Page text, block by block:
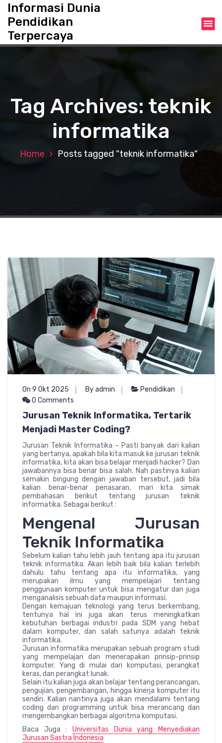
t
Informasi Dunia
Pendidikan
Terpercaya
Tag Archives: teknik
informatika
Home Posts tagged "teknik informatika"
On 9 Okt 2025 By admin
Pendidikan
0 Comments
Jurusan Teknik Informatika, Tertarik
Menjadi Master Coding?
Jurusan Teknik Informatika – Pasti banyak dari kalian
yang bertanya, apakah bila kita masuk ke jurusan teknik
informatika, kita akan bisa belajar menjadi hacker? Dan
jawabannya bisa benar bisa salah. Nah pastinya kalian
semakin bingung dengan jawaban tersebut, jadi bila
kalian benar-benar penasaran, mari kita simak
pembahasan berikut tentang jurusan teknik
informatika. Sebagai berikut :
Mengenal Jurusan
Teknik Informatika
Sebelum kalian tahu lebih jauh tentang apa itu jurusan
teknik informatika. Akan lebih baik bila kalian terlebih
dahulu tahu tentang apa itu informatika, yang
merupakan ilmu yang mempelajari tentang
penggunaan komputer untuk bisa mengatur dan juga
menganalisis sebuah data maupun informasi.
Dengan kemajuan teknologi yang terus berkembang,
tentunya hal ini juga akan terus meningkatkan
kebutuhan berbagai industri pada SDM yang hebat
dalam komputer, dan salah satunya adalah teknik
informatika.
Jurusan informatika merupakan sebuah program studi
yang mempelajari dan menerapakan prinsip-prinsip
komputer. Yang di mulai dari komputasi, perangkat
keras, dan perangkat lunak.
Selain itu kalian juga akan belajar tentang perancangan,
pengujian, pengembangan, hingga kinerja komputer itu
sendiri. Kalian nantinya juga akan mendalami tentang
coding dan programming untuk bisa merancang dan
mengembangkan berbagai algoritma komputasi.
Baca Juga : Universitas Dunia yang Menyediakan
Jurusan Sastra Indonesia